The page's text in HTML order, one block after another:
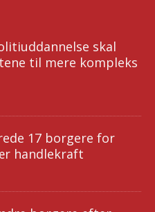
skal
til mere kompleks
17 borgere for
handlekraft